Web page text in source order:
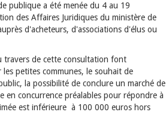
publique a été menée du 4 au 19
des Affaires Juridiques du ministère de
d'acheteurs, d'associations d'élus ou
travers de cette consultation font
petites communes, le souhait de
la possibilité de conclure un marché de
en concurrence préalables pour répondre à
est inférieure à 100 000 euros hors